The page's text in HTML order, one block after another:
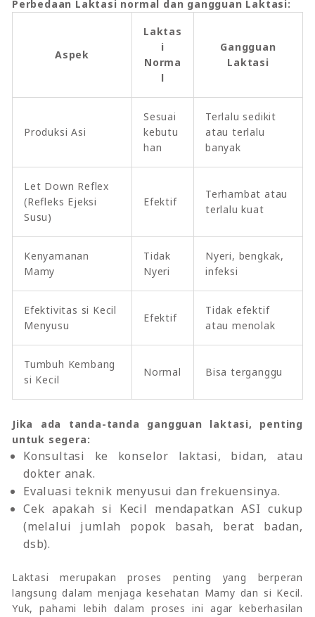
Perbedaan Laktasi normal dan gangguan Laktasi:
Aspek
Laktas
i
Norma
l
Gangguan
Laktasi
Produksi Asi
Sesuai
kebutu
han
Terlalu sedikit
atau terlalu
banyak
Let Down Reflex
(Refleks Ejeksi
Susu)
Efektif
Terhambat atau
terlalu kuat
Kenyamanan
Mamy
Tidak
Nyeri
Nyeri, bengkak,
infeksi
Efektivitas si Kecil
Menyusu
Efektif
Tidak efektif
atau menolak
Tumbuh Kembang
si Kecil
Normal Bisa terganggu
Jika ada tanda-tanda gangguan laktasi, penting
untuk segera:
Konsultasi ke konselor laktasi, bidan, atau
dokter anak.
Evaluasi teknik menyusui dan frekuensinya.
Cek apakah si Kecil mendapatkan ASI cukup
(melalui jumlah popok basah, berat badan,
dsb).
Laktasi merupakan proses penting yang berperan
langsung dalam menjaga kesehatan Mamy dan si Kecil.
Yuk, pahami lebih dalam proses ini agar keberhasilan